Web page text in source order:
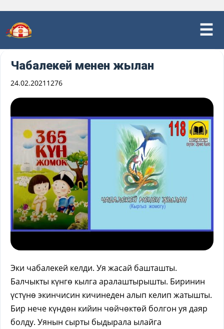
Чабалекей менен жылан
24.02.2021 1276
Эки чабалекей келди. Уя жасай башташты.
Балчыкты күнгө кылга аралаштырышты. Биринин
үстүнө экинчисин кичинеден алып келип жатышты.
Бир нече күндөн кийин чөйчөктөй болгон уя даяр
болду. Уянын сырты быдырала ылайга